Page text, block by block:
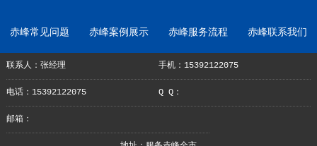
赤峰常见问题 赤峰案例展示 赤峰服务流程 赤峰联系我们
联系人：张经理 手机：15392122075
电话：15392122075 Q Q：
邮箱：